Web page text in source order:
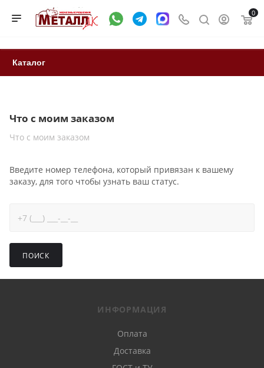
0
Каталог
Что с моим заказом
Что с моим заказом
Введите номер телефона, который привязан к вашему
заказу, для того чтобы узнать ваш статус.
ПОИСК
ИНФОРМАЦИЯ
Оплата
Доставка